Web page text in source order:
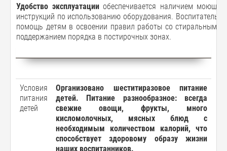
Удобство эксплуатацииобеспечивается наличием моющих
инструкций по использованию оборудования.
помощь детям в освоении правил работы со стиральными
поддержанием порядка в постирочных зонах.
Условия
питания
детей
Организовано шеститиразовое питание
детей. Питание разнообразное: всегда
свежие овощи, фрукты, много
кисломолочных, мясных блюд с
необходимым количеством калорий, что
способствует здоровому образу жизни
наших воспитанников.